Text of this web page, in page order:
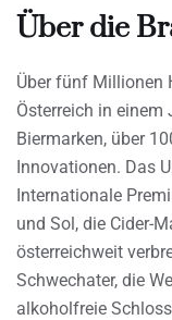
Über die
Über fünf Millionen
Österreich in
Biermarken, über
Innovationen. Das
Internationale
und Sol, die Cider-
österreichweit
Schwechater, die
alkoholfreie